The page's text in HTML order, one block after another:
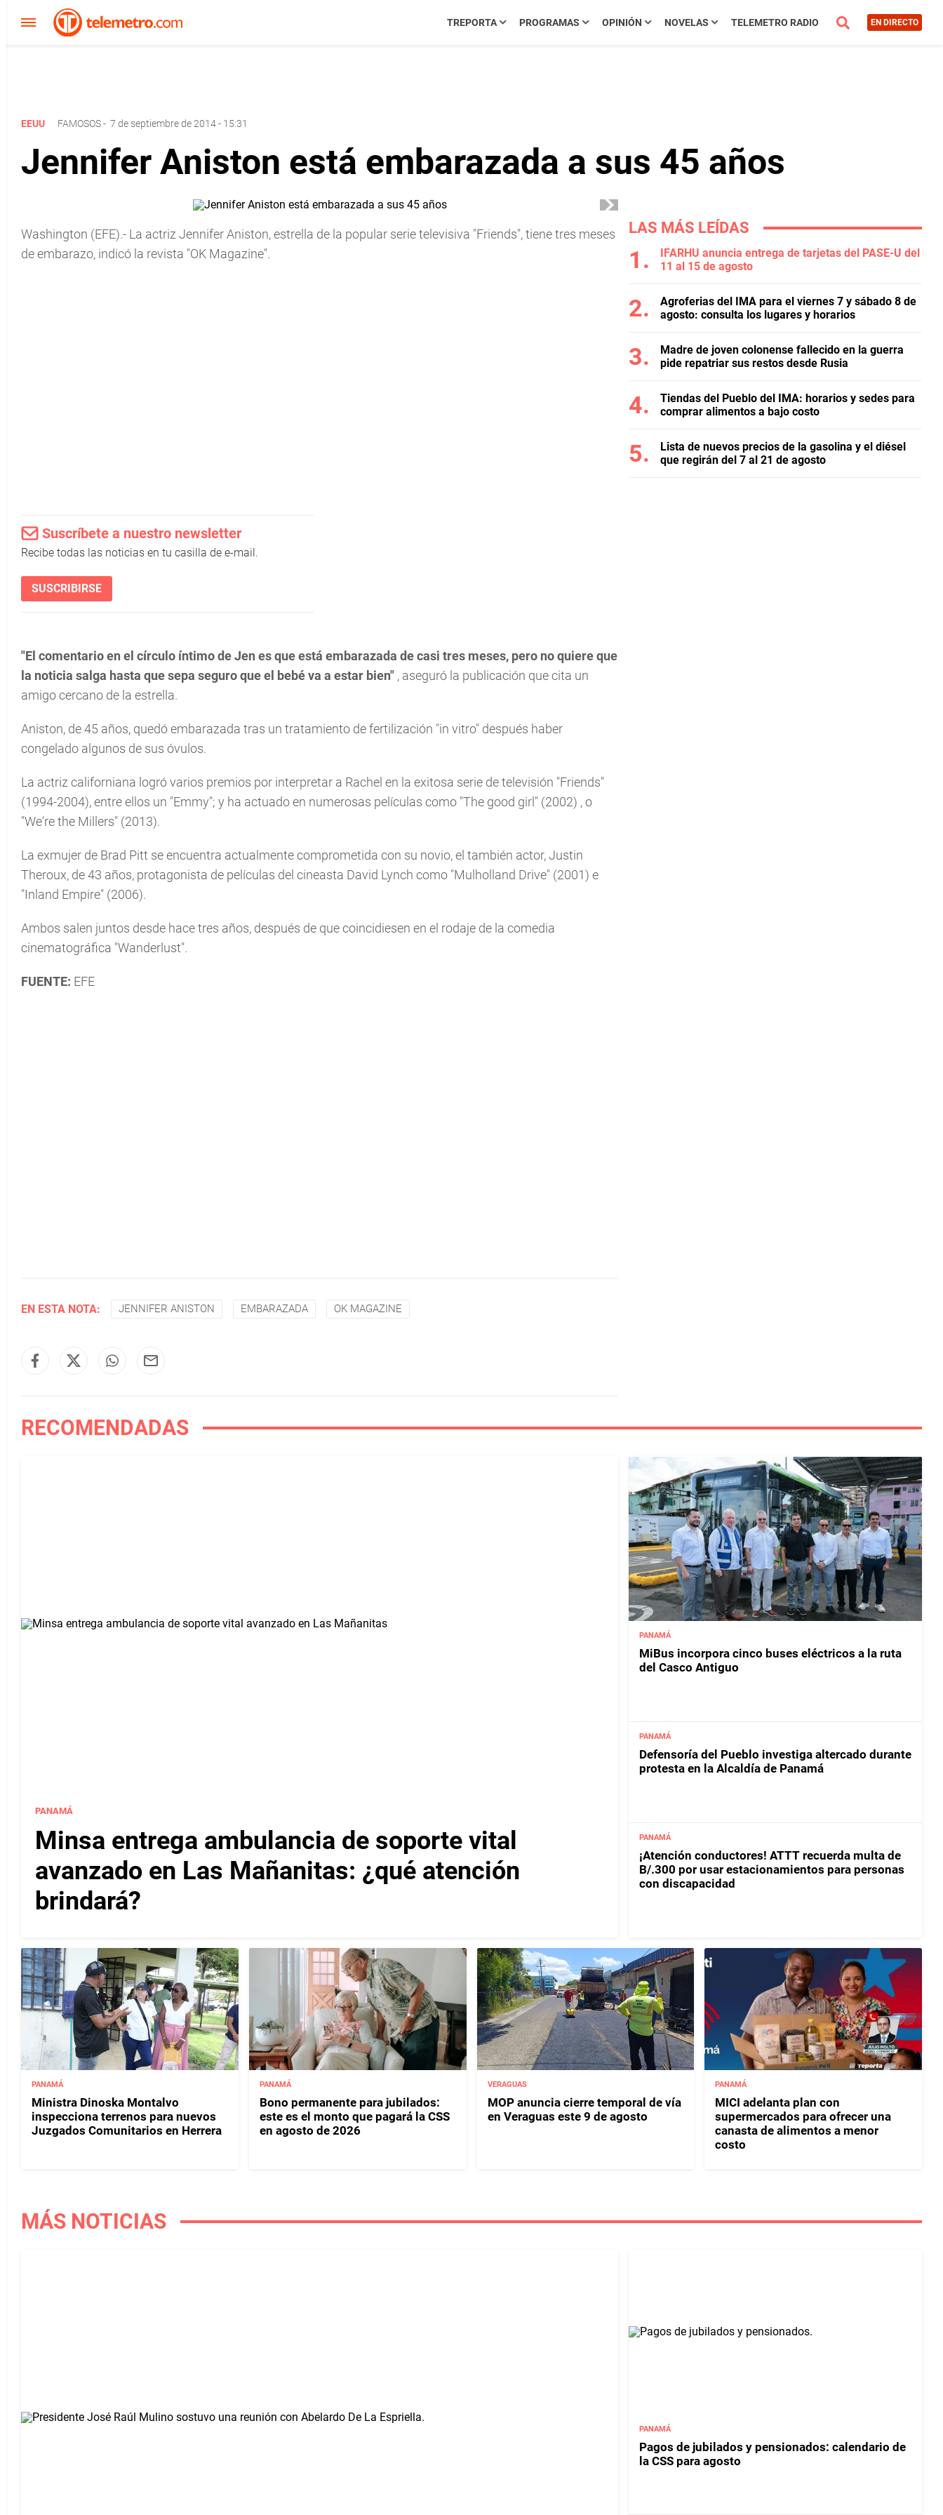
TREPORTA PROGRAMAS OPINIÓN NOVELAS TELEMETRO RADIO EN DIRECTO
EEUU FAMOSOS- 7 de septiembre de 2014 - 15:31
Jennifer Aniston está embarazada a sus 45 años
Washington (EFE).- La actriz Jennifer Aniston, estrella de la popular serie televisiva "Friends", tiene tres meses
de embarazo, indicó la revista "OK Magazine".
Suscríbete a nuestro newsletter
Recibe todas las noticias en tu casilla de e-mail.
SUSCRIBIRSE
"El comentario en el círculo íntimo de Jen es que está embarazada de casi tres meses, pero no quiere que
la noticia salga hasta que sepa seguro que el bebé va a estar bien" , aseguró la publicación que cita un
amigo cercano de la estrella.
Aniston, de 45 años, quedó embarazada tras un tratamiento de fertilización "in vitro" después haber
congelado algunos de sus óvulos.
La actriz californiana logró varios premios por interpretar a Rachel en la exitosa serie de televisión "Friends"
(1994-2004), entre ellos un "Emmy"; y ha actuado en numerosas películas como "The good girl" (2002) , o
"We're the Millers" (2013).
La exmujer de Brad Pitt se encuentra actualmente comprometida con su novio, el también actor, Justin
Theroux, de 43 años, protagonista de películas del cineasta David Lynch como "Mulholland Drive" (2001) e
"Inland Empire" (2006).
Ambos salen juntos desde hace tres años, después de que coincidiesen en el rodaje de la comedia
cinematográfica "Wanderlust".
FUENTE: EFE
EN ESTA NOTA: JENNIFER ANISTON EMBARAZADA OK MAGAZINE
LAS MÁS LEÍDAS
IFARHU anuncia entrega de tarjetas del PASE-U del
11 al 15 de agosto
Agroferias del IMA para el viernes 7 y sábado 8 de
agosto: consulta los lugares y horarios
Madre de joven colonense fallecido en la guerra
pide repatriar sus restos desde Rusia
Tiendas del Pueblo del IMA: horarios y sedes para
comprar alimentos a bajo costo
Lista de nuevos precios de la gasolina y el diésel
que regirán del 7 al 21 de agosto
RECOMENDADAS
PANAMÁ
Minsa entrega ambulancia de soporte vital
avanzado en Las Mañanitas: ¿qué atención
brindará?
PANAMÁ
MiBus incorpora cinco buses eléctricos a la ruta
del Casco Antiguo
PANAMÁ
Defensoría del Pueblo investiga altercado durante
protesta en la Alcaldía de Panamá
PANAMÁ
¡Atención conductores! ATTT recuerda multa de
B/.300 por usar estacionamientos para personas
con discapacidad
PANAMÁ
Ministra Dinoska Montalvo
inspecciona terrenos para nuevos
Juzgados Comunitarios en Herrera
PANAMÁ
Bono permanente para jubilados:
este es el monto que pagará la CSS
en agosto de 2026
VERAGUAS
MOP anuncia cierre temporal de vía
en Veraguas este 9 de agosto
PANAMÁ
MICI adelanta plan con
supermercados para ofrecer una
canasta de alimentos a menor
costo
MÁS NOTICIAS
PANAMÁ
Pagos de jubilados y pensionados: calendario de
la CSS para agosto